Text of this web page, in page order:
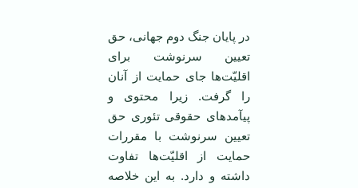
در پایان جنگ دوم جهانی، حق
تعیین سرنوشت برای
اقلیّت‌ها جای حمایت از آنان
را گرفت. زیرا محتوی و
پیآمدهای حقوقی تئوری حق
تعیین سرنوشت با مقررات
حمایت از اقلیّت‌ها تفاوت
داشته و دارد. به این خلاصه